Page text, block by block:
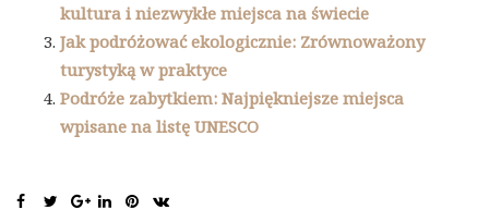
kultura i niezwykłe miejsca na świecie
Jak podróżować ekologicznie: Zrównoważony
turystyką w praktyce
Podróże zabytkiem: Najpiękniejsze miejsca
wpisane na listę UNESCO